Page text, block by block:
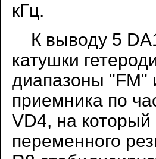
кГц.
К выводу 5
катушки
диапазоны "FM"
приемника по
VD4, на который
переменного